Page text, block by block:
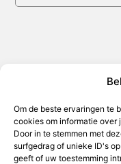
Om de beste ervaringen te
cookies om informatie over
Door in te stemmen met
surfgedrag of unieke ID's
geeft of uw toestemming
Ons team Over ons
Goede backlinks
Geld verdienen op